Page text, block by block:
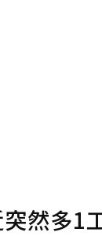
然多1